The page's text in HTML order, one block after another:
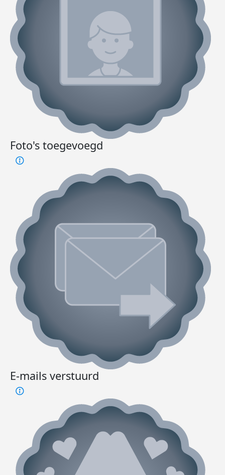
Foto's toegevoegd
E-mails verstuurd